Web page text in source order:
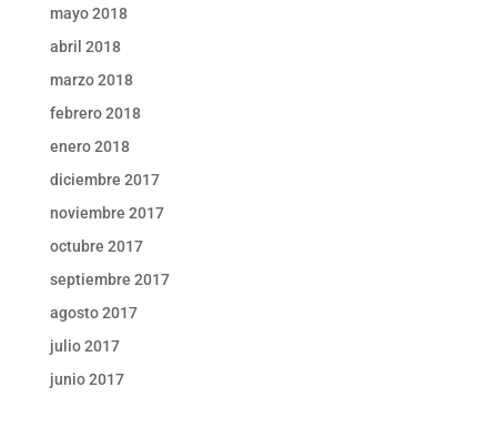
mayo 2018
abril 2018
marzo 2018
febrero 2018
enero 2018
diciembre 2017
noviembre 2017
octubre 2017
septiembre 2017
agosto 2017
julio 2017
junio 2017